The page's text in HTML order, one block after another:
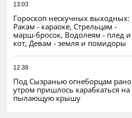
13:03
Гороскоп нескучных выходных:
Ракам - караоке, Стрельцам -
марш-бросок, Водолеям - плед и
кот, Девам - земля и помидоры
12:38
Под Сызранью огнеборцам рано
утром пришлось карабкаться на
пылающую крышу